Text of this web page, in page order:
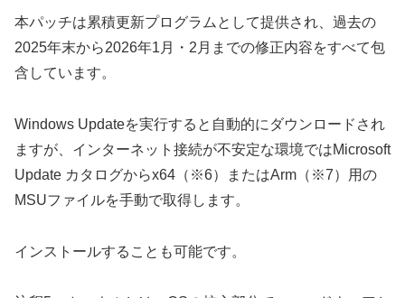
本パッチは累積更新プログラムとして提供され、過去の
2025年末から2026年1月・2月までの修正内容をすべて包
含しています。
Windows Updateを実行すると自動的にダウンロードされ
ますが、インターネット接続が不安定な環境ではMicrosoft
Update カタログからx64（※6）またはArm（※7）用の
MSUファイルを手動で取得します。
インストールすることも可能です。